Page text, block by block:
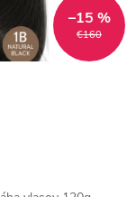
€160
–15 %